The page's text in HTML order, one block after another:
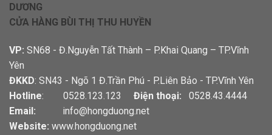
DƯƠNG
CỬA HÀNG BÙI THỊ THU HUYỀN
VP: SN68 - Đ.Nguyễn Tất Thành – P.Khai Quang – TP.Vĩnh
Yên
ĐKKD: SN43 - Ngõ 1 Đ.Trần Phú - P.Liên Bảo - TP.Vĩnh Yên
Hotline: 0528.123.123 Điện thoại: 0528.43.4444
Email:
info@hongduong.net
Website: www.hongduong.net